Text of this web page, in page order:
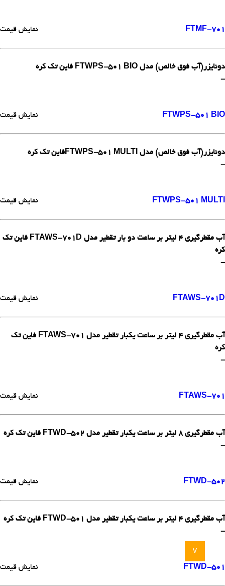
v
FTMF-701 نمایش قیمت
دونایزر(آب فوق خالص) مدل FTWPS-501 BIO فاین تک کره
-
FTWPS-501 BIO نمایش قیمت
دونایزر(آب فوق خالص) مدل FTWPS-501 MULTIفاین تک کره
-
FTWPS-501 MULTI نمایش قیمت
آب مقطرگیری 4 لیتر بر ساعت دو بار تقطیر مدل FTAWS-701D فاین تک
کره
-
FTAWS-701D نمایش قیمت
آب مقطرگیری 4 لیتر بر ساعت یکبار تقطیر مدل FTAWS-701 فاین تک
کره
-
FTAWS-701 نمایش قیمت
آب مقطرگیری 8 لیتر بر ساعت یکبار تقطیر مدل FTWD-502 فاین تک کره
-
FTWD-502 نمایش قیمت
آب مقطرگیری 4 لیتر بر ساعت یکبار تقطیر مدل FTWD-501 فاین تک کره
-
FTWD-501 نمایش قیمت